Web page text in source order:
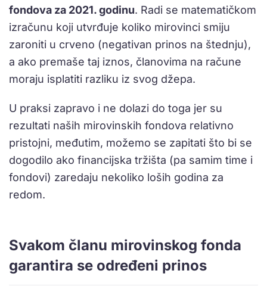
fondova za 2021. godinu. Radi se matematičkom
izračunu koji utvrđuje koliko mirovinci smiju
zaroniti u crveno (negativan prinos na štednju),
a ako premaše taj iznos, članovima na račune
moraju isplatiti razliku iz svog džepa.
U praksi zapravo i ne dolazi do toga jer su
rezultati naših mirovinskih fondova relativno
pristojni, međutim, možemo se zapitati što bi se
dogodilo ako financijska tržišta (pa samim time i
fondovi) zaredaju nekoliko loših godina za
redom.
Svakom članu mirovinskog fonda
garantira se određeni prinos